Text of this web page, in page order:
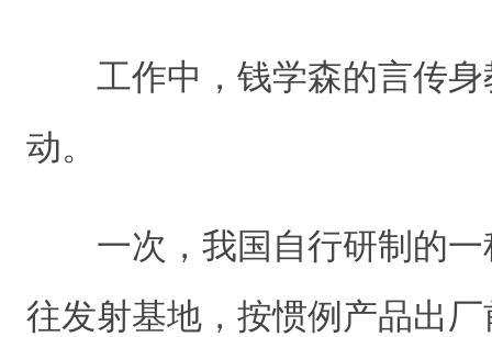
工作中，钱学森的言传身
动。
一次，我国自行研制的一
往发射基地，按惯例产品出